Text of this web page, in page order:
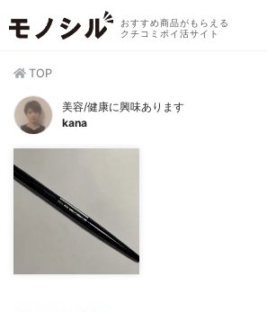
おすすめ商品がもらえる
クチコミポイ活サイト
TOP
美容/健康に興味あります
kana